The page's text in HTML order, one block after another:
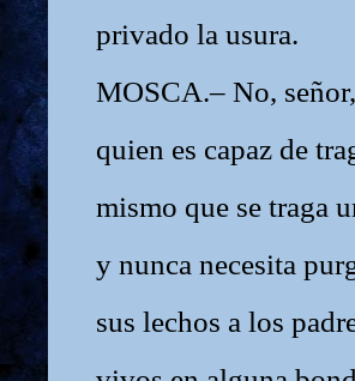
privado la usura.
MOSCA.– No,
quien es capaz de
mismo que se traga
y nunca necesita
sus lechos a los